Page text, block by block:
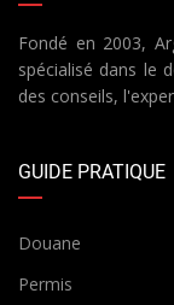
Fondé en 2003,
spécialisé dans le
des conseils,
GUIDE PRATIQUE
Douane
Permis